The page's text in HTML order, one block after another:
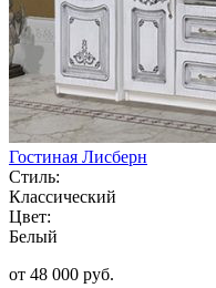
Гостиная Лисберн
Стиль:
Классический
Цвет:
Белый
от 48 000 руб.